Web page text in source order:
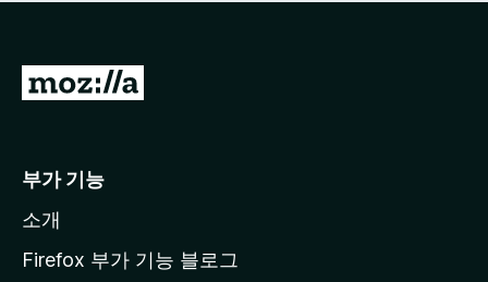
점
습
니
M
l
a
부가 기능
소개
Firefox 부가 기능 블로그